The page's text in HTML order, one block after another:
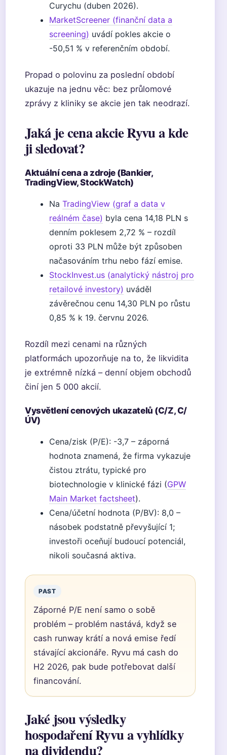
Curychu (duben 2026).
MarketScreener (finanční data a
screening) uvádí pokles akcie o
-50,51 % v referenčním období.
Propad o polovinu za poslední období
ukazuje na jednu věc: bez průlomové
zprávy z kliniky se akcie jen tak neodrazí.
Jaká je cena akcie Ryvu a kde
ji sledovat?
Aktuální cena a zdroje (Bankier,
TradingView, StockWatch)
Na TradingView (graf a data v
reálném čase) byla cena 14,18 PLN s
denním poklesem 2,72 % – rozdíl
oproti 33 PLN může být způsoben
načasováním trhu nebo fází emise.
StockInvest.us (analytický nástroj pro
retailové investory) uváděl
závěrečnou cenu 14,30 PLN po růstu
0,85 % k 19. červnu 2026.
Rozdíl mezi cenami na různých
platformách upozorňuje na to, že likvidita
je extrémně nízká – denní objem obchodů
činí jen 5 000 akcií.
Vysvětlení cenových ukazatelů (C/Z, C/
ÚV)
Cena/zisk (P/E): -3,7 – záporná
hodnota znamená, že firma vykazuje
čistou ztrátu, typické pro
biotechnologie v klinické fázi (GPW
Main Market factsheet).
Cena/účetní hodnota (P/BV): 8,0 –
násobek podstatně převyšující 1;
investoři oceňují budoucí potenciál,
nikoli současná aktiva.
PAST
Záporné P/E není samo o sobě
problém – problém nastává, když se
cash runway krátí a nová emise ředí
stávající akcionáře. Ryvu má cash do
H2 2026, pak bude potřebovat další
financování.
Jaké jsou výsledky
hospodaření Ryvu a vyhlídky
na dividendu?